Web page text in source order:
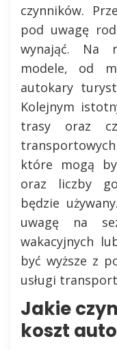
czynników.
pod uwagę
wynająć. Na
modele, od
autokary
Kolejnym
trasy oraz
które mogą
oraz liczby
będzie
uwagę na
wakacyjnych
być wyższe z
usługi
Jakie
koszt